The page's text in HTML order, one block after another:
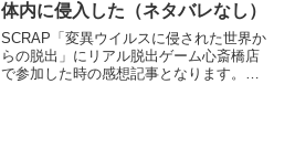
体内に侵入した（ネタバレなし）
SCRAP「変異ウイルスに侵された世界か
らの脱出」にリアル脱出ゲーム心斎橋店
で参加した時の感想記事となります。